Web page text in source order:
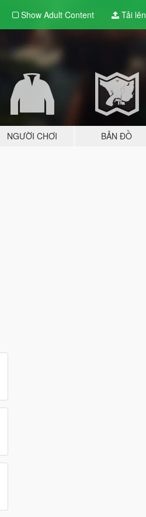
Show Adult Content Tải lên
NGƯỜI CHƠI BẢN ĐỒ